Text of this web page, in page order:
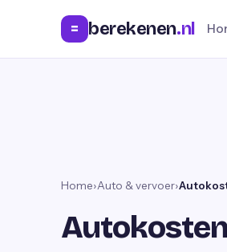
= berekenen.nl
Home›Auto & vervoer›